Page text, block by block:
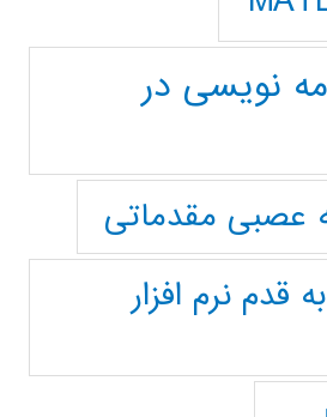
نویسی در
عصبی مقدماتی
قدم نرم افزار